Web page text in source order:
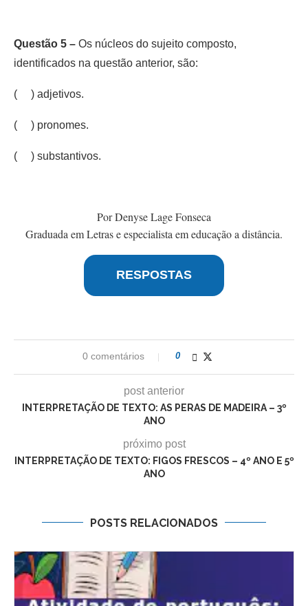
Questão 5 – Os núcleos do sujeito composto,
identificados na questão anterior, são:
( ) adjetivos.
( ) pronomes.
( ) substantivos.
Por Denyse Lage Fonseca
Graduada em Letras e especialista em educação a distância.
RESPOSTAS
0 comentários 0
post anterior
INTERPRETAÇÃO DE TEXTO: AS PERAS DE MADEIRA – 3º
ANO
próximo post
INTERPRETAÇÃO DE TEXTO: FIGOS FRESCOS – 4º ANO E 5º
ANO
POSTS RELACIONADOS